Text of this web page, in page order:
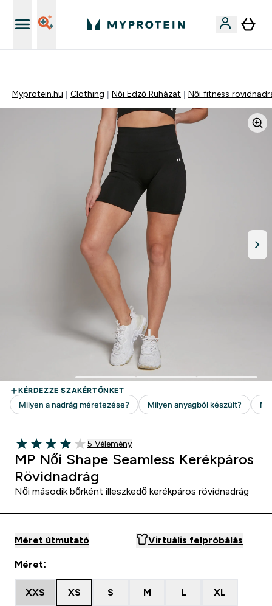
Myprotein.hu Clothing Női Edző Ruházat Női fitness
4 out of 5 stars
5 customer reviews
5 Vélemény
MP Női Shape Seamless Kerékpáros
Rövidnadrág
Női második bőrként illeszkedő kerékpáros rövidnadrág
Méret útmutató Virtuális felpróbálás
Méret:
XXS XS S M L XL